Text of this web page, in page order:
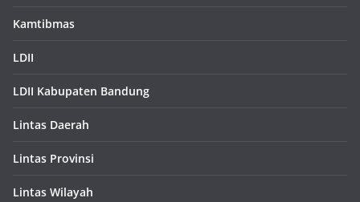
Kamtibmas
LDII
LDII Kabupaten Bandung
Lintas Daerah
Lintas Provinsi
Lintas Wilayah